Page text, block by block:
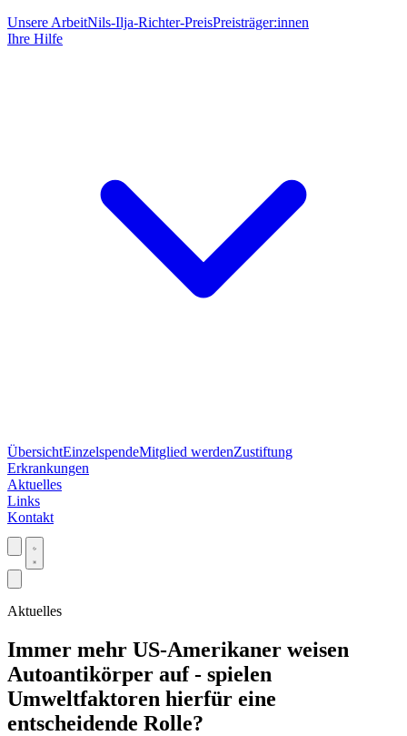
Unsere ArbeitNils-Ilja-Richter-PreisPreisträger:innen
Ihre Hilfe
ÜbersichtEinzelspendeMitglied werdenZustiftung
Erkrankungen
Aktuelles
Links
Kontakt
Aktuelles
Immer mehr US-Amerikaner weisen
Autoantikörper auf - spielen
Umweltfaktoren hierfür eine
entscheidende Rolle?